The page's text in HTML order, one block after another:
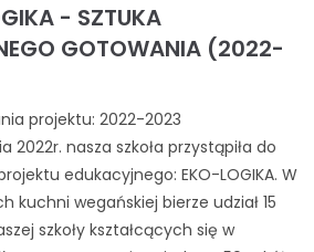
- SZTUKA
GOTOWANIA (2022-
projektu: 2022-2023
2022r. nasza szkoła przystąpiła do
edukacyjnego: EKO-LOGIKA. W
kuchni wegańskiej bierze udział 15
szkoły kształcących się w